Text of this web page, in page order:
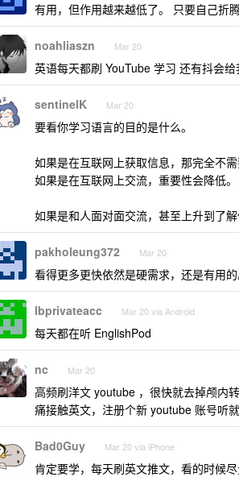
有用，但作用越来越低了。 只要自己折
noahliaszn Mar 20
英语每天都刷 YouTube 学习 还有抖会给
sentinelK Mar 20
要看你学习语言的目的是什么。
如果是在互联网上获取信息，那完全不需
如果是在互联网上交流，重要性会降低。
如果是和人面对面交流，甚至上升到了
pakholeung372 Mar 20
看得更多更快依然是硬需求，还是有用
lbprivateacc Mar 20 via Android
每天都在听 EnglishPod
nc Mar 20
高频刷洋文 youtube ，很快就去掉颅内
痛接触英文，注册个新 youtube 账号听就
Bad0Guy Mar 20 via iPhone
肯定要学，每天刷英文推文，看的时候